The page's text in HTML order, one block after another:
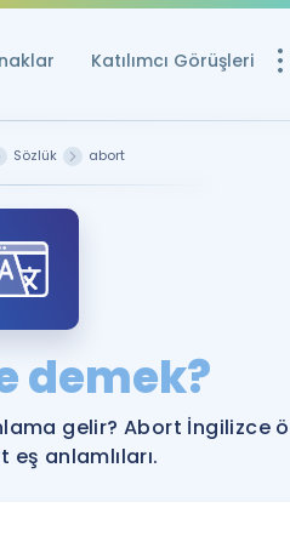
Katılımcı Görüşleri
YDS ve YÖKDİL
Rehberlik Aracı
YDS ve YÖKDİL'e
Tüm ÖSYM
Sözlük abort
demek?
gelir? Abort İngilizce
eş anlamlıları.